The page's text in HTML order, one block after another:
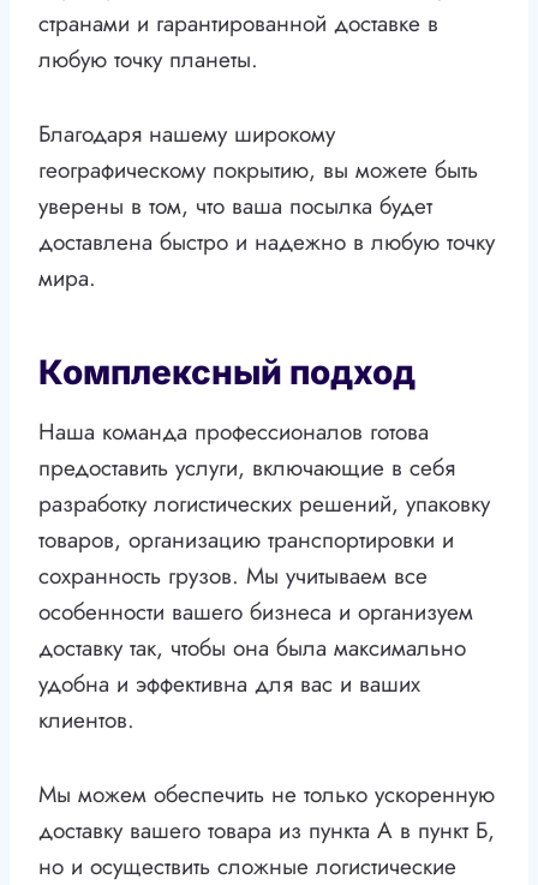
странами и гарантированной доставке в
любую точку планеты.
Благодаря нашему широкому
географическому покрытию, вы можете быть
уверены в том, что ваша посылка будет
доставлена быстро и надежно в любую точку
мира.
Комплексный подход
Наша команда профессионалов готова
предоставить услуги, включающие в себя
разработку логистических решений, упаковку
товаров, организацию транспортировки и
сохранность грузов. Мы учитываем все
особенности вашего бизнеса и организуем
доставку так, чтобы она была максимально
удобна и эффективна для вас и ваших
клиентов.
Мы можем обеспечить не только ускоренную
доставку вашего товара из пункта А в пункт Б,
но и осуществить сложные логистические